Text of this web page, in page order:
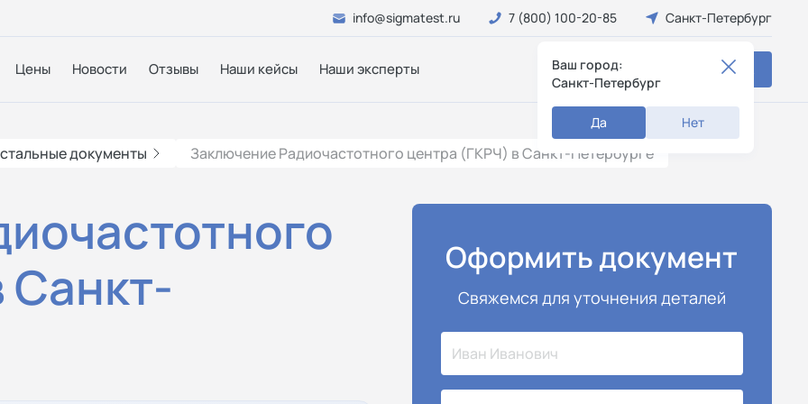
info@sigmatest.ru 7 (800) 100-20-85 Санкт-Петербург
Ваш город:
Санкт-Петербург
Да Нет
Цены Новости Отзывы Наши кейсы Наши эксперты Заказать звонок
документы Заключение Радиочастотного центра (ГКРЧ) в Санкт-Петербурге
Оформить документ
Свяжемся для уточнения деталей